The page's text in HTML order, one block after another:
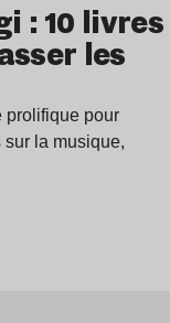
: 10 livres
les
prolifique pour
sur la musique,